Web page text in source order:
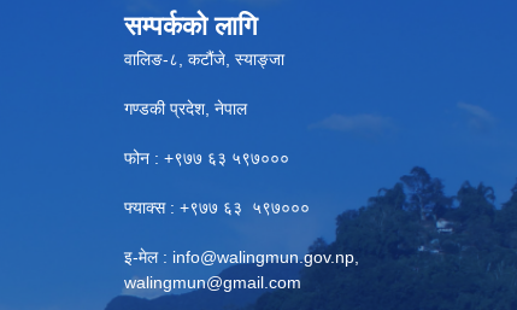
सम्पर्कको लागि
वालिङ-८, कटौंजे, स्याङ्जा
गण्डकी प्रदेश, नेपाल
फोन : +९७७ ६३ ५९७०००
फ्याक्स : +९७७ ६३ ५९७०००
इ-मेल : info@walingmun.gov.np
walingmun@gmail.com